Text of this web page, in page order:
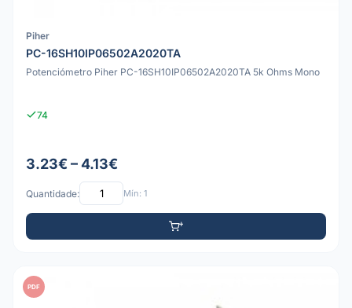
Piher
PC-16SH10IP06502A2020TA
Potenciómetro Piher PC-16SH10IP06502A2020TA 5k Ohms Mono
74
3.23€ – 4.13€
Quantidade: Mín: 1
PDF